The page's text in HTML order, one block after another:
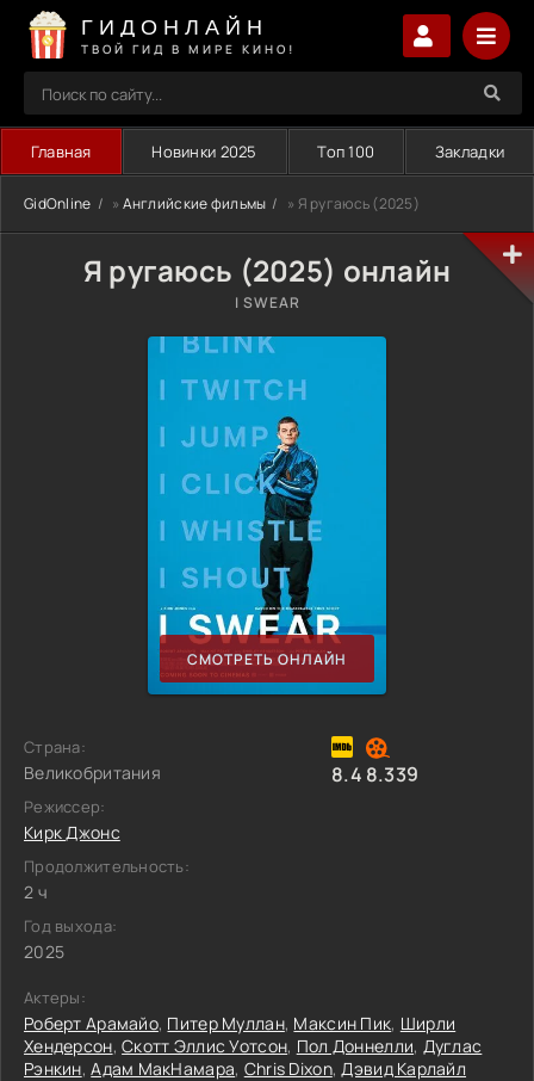
ГИДОНЛАЙН
ТВОЙ ГИД В МИРЕ КИНО!
Главная Новинки 2025 Топ 100 Закладки
GidOnline » Английские фильмы » Я ругаюсь (2025)
Я ругаюсь (2025) онлайн
I SWEAR
СМОТРЕТЬ ОНЛАЙН
Страна:
Великобритания
Режиссер:
Кирк Джонс
Продолжительность:
2 ч
Год выхода:
2025
8.4 8.339
Актеры:
Роберт Арамайо, Питер Муллан, Максин Пик, Ширли
Хендерсон,Скотт Эллис Уотсон, Пол Доннелли, Дуглас
Рэнкин,Адам МакНамара, Chris Dixon,Дэвид Карлайл